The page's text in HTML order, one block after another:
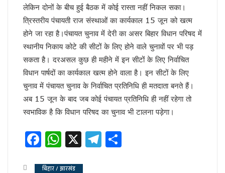
वाल पेंटिंग की सियासत !
डलझील बनाम नैनीझील
फिर कोरोना की दस्तक, दिल्ली में अलर्ट
मिठाइयों पर भी पाक युद्ध का असर !
नौतपा तो नहीं तपा!
पाक से अधिक खतरनाक हैं ये दुश्मन !
सीजफायर पर घिरी सरकार !
वहाँ राफेल की दहशत तो यहाँ बुलडोजर की !
सीजफायर पर संशय !
जारी है आपरेशन सिंदूर !
ज्योतिषीय नजर में युद्ध का योग !
सिंदूर के बदले आपरेशन सिंदूर
नीतीश के गढ़ में प्रशांत की चुनौती!
लेकिन दोनों के बीच हुई बैठक में कोई रास्ता नहीं निकल सका।
त्रिस्तरीय पंचायती राज संस्थाओं का कार्यकाल 15 जून को खत्म
होने जा रहा है।पंचायत चुनाव में देरी का असर बिहार विधान परिषद में
स्‍थानीय निकाय कोटे की सीटों के लिए होने वाले चुनावों पर भी पड़
सकता है। दरअसल कुछ ही महीने में इन सीटों के लिए निर्वाचित
विधान पार्षदों का कार्यकाल खत्‍म होने वाला है। इन सीटों के लिए
चुनाव में पंचायत चुनाव के निर्वाचित प्रतिनिधि ही मतदाता बनते हैं।
अब 15 जून के बाद जब कोई पंचायत प्रतिनिधि ही नहीं रहेगा तो
स्‍वभाविक है कि विधान परिषद का चुनाव भी टालना पड़ेगा।
Facebook
WhatsApp
X Telegram
बिहार / झारखंड